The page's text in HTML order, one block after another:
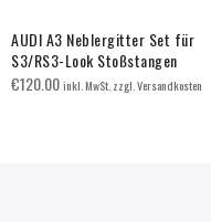
AUDI A3 Neblergitter Set für
S3/RS3-Look Stoßstangen
€120.00inkl. MwSt. zzgl. Versandkosten